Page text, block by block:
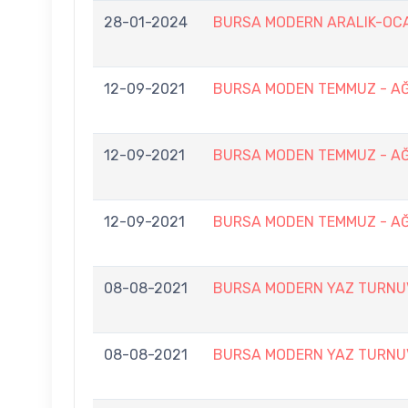
28-01-2024 BURSA MODERN ARALIK-
12-09-2021 BURSA MODEN TEMMUZ -
12-09-2021 BURSA MODEN TEMMUZ -
12-09-2021 BURSA MODEN TEMMUZ -
08-08-2021 BURSA MODERN YAZ
08-08-2021 BURSA MODERN YAZ